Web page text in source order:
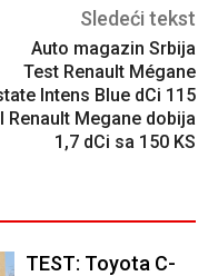
Sledeći tekst
I Renault Megane dobija
1,7 dCi sa 150 KS
TEST: Toyota C-